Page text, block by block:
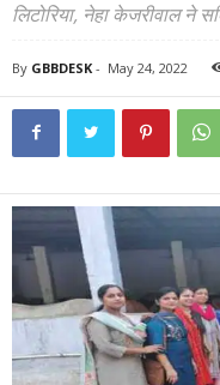
लिटोरिया, नेहा केजरीवाल ने
By GBBDESK - May 24, 2022